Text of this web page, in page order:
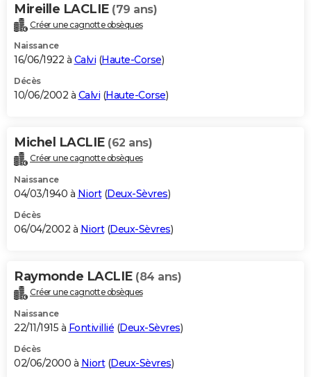
Mireille LACLIE (79 ans)
Créer une cagnotte obsèques
Naissance
16/06/1922 à Calvi (Haute-Corse)
Décès
10/06/2002 à Calvi (Haute-Corse)
Michel LACLIE (62 ans)
Créer une cagnotte obsèques
Naissance
04/03/1940 à Niort(Deux-Sèvres)
Décès
06/04/2002 à Niort(Deux-Sèvres)
Raymonde LACLIE (84 ans)
Créer une cagnotte obsèques
Naissance
22/11/1915 à Fontivillié (Deux-Sèvres)
Décès
02/06/2000 à Niort(Deux-Sèvres)